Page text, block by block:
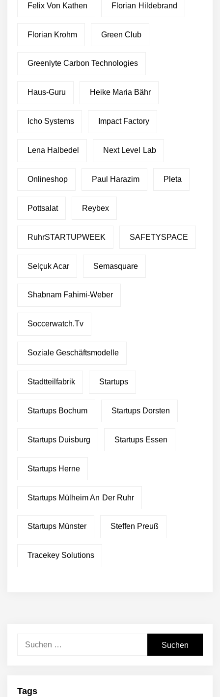
Felix Von Kathen Florian Hildebrand
Florian Krohm Green Club
Greenlyte Carbon Technologies
Haus-Guru Heike Maria Bähr
Icho Systems Impact Factory
Lena Halbedel Next Level Lab
Onlineshop Paul Harazim Pleta
Pottsalat Reybex
RuhrSTARTUPWEEK SAFETYSPACE
Selçuk Acar Semasquare
Shabnam Fahimi-Weber
Soccerwatch.tv
Soziale Geschäftsmodelle
Stadtteilfabrik Startups
Startups Bochum Startups Dorsten
Startups Duisburg Startups Essen
Startups Herne
Startups Mülheim An Der Ruhr
Startups Münster Steffen Preuß
Tracekey Solutions
Tags